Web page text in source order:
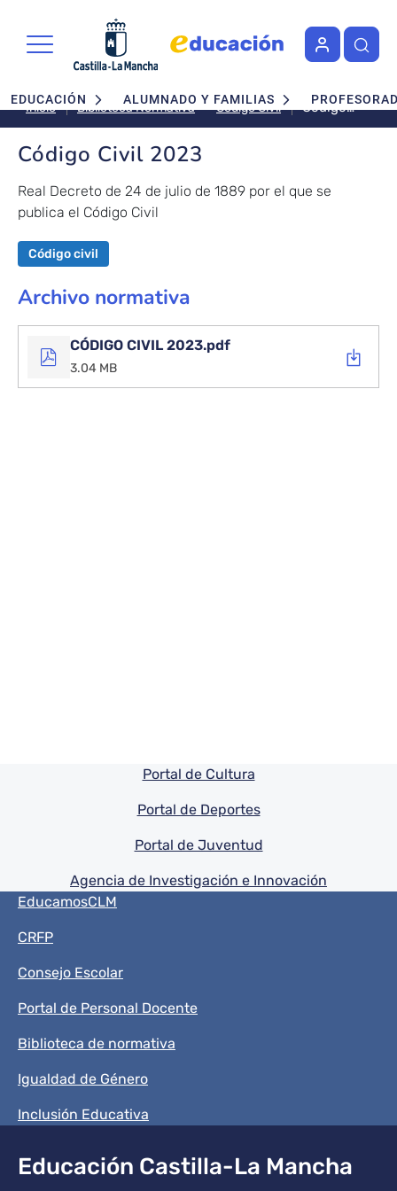
Navegación principal
EDUCACIÓN ALUMNADO Y FAMILIAS
Inicio Biblioteca Normativa Código Civil
Código
Civil
Código Civil 2023
Real Decreto de 24 de julio de 1889 por el que se
publica el Código Civil
Código civil
Archivo normativa
CÓDIGO CIVIL 2023.pdf
3.04 MB
Pie de pagina información
Portal de Cultura
Portal de Deportes
Portal de Juventud
Agencia de Investigación e Innovación
Menú del pie
EducamosCLM
CRFP
Consejo Escolar
Portal de Personal Docente
Biblioteca de normativa
Igualdad de Género
Inclusión Educativa
Educación Castilla-La Mancha